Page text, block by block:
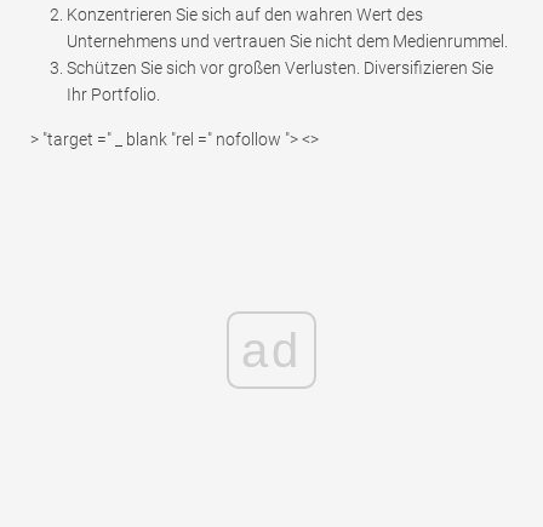
Konzentrieren Sie sich auf den wahren Wert des
Unternehmens und vertrauen Sie nicht dem Medienrummel.
Schützen Sie sich vor großen Verlusten. Diversifizieren Sie
Ihr Portfolio.
> "target =" _ blank "rel =" nofollow "> <>
ad